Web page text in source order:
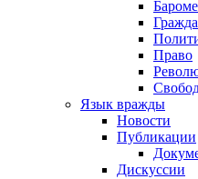
Право
Язык вражды
Новости
Публикации
Дискуссии